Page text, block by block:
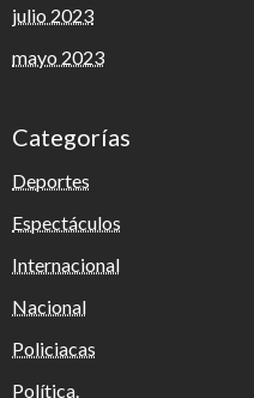
julio 2023
mayo 2023
Categorías
Deportes
Espectáculos
Internacional
Nacional
Policiacas
Política.